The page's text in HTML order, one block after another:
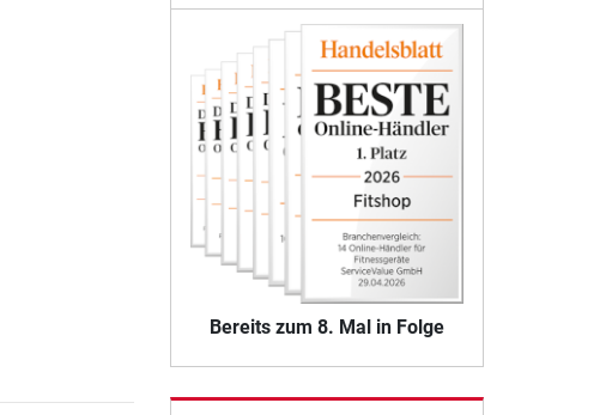
Bereits zum 8. Mal in Folge